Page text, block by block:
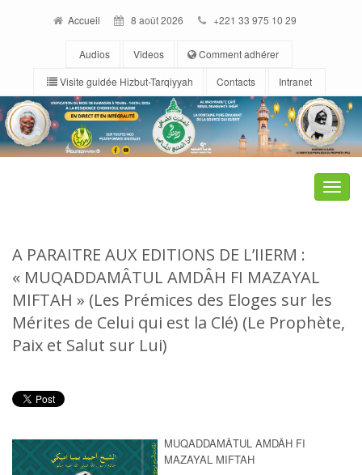
Accueil 8 août 2026 +221 33 975 10 29
Audios Videos
Comment adhérer
Visite guidée Hizbut-Tarqiyyah
Contacts Intranet
Toggle
A PARAITRE AUX EDITIONS DE L’IIERM :
« MUQADDAMÂTUL AMDÂH FI MAZAYAL
MIFTAH » (Les Prémices des Eloges sur les
Mérites de Celui qui est la Clé) (Le Prophète,
Paix et Salut sur Lui)
MUQADDAMÂTUL AMDÂH FI
MAZAYAL MIFTAH